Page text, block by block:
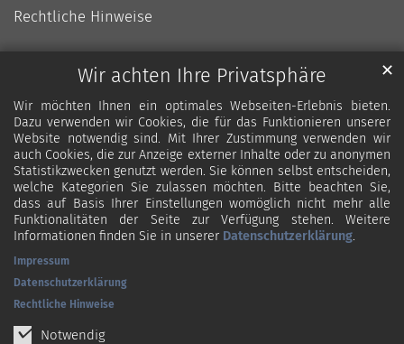
Wir achten Ihre Privatsphäre
Wir möchten Ihnen ein optimales Webseiten-Erlebnis bieten.
Dazu verwenden wir Cookies, die für das Funktionieren unserer
Website notwendig sind. Mit Ihrer Zustimmung verwenden wir
auch Cookies, die zur Anzeige externer Inhalte oder zu anonymen
Statistikzwecken genutzt werden. Sie können selbst entscheiden,
welche Kategorien Sie zulassen möchten. Bitte beachten Sie,
dass auf Basis Ihrer Einstellungen womöglich nicht mehr alle
Funktionalitäten der Seite zur Verfügung stehen. Weitere
Informationen finden Sie in unserer Datenschutzerklärung.
Notwendig
✕
Impressum
Datenschutzerklärung
Rechtliche Hinweise
Rechtliche Hinweise